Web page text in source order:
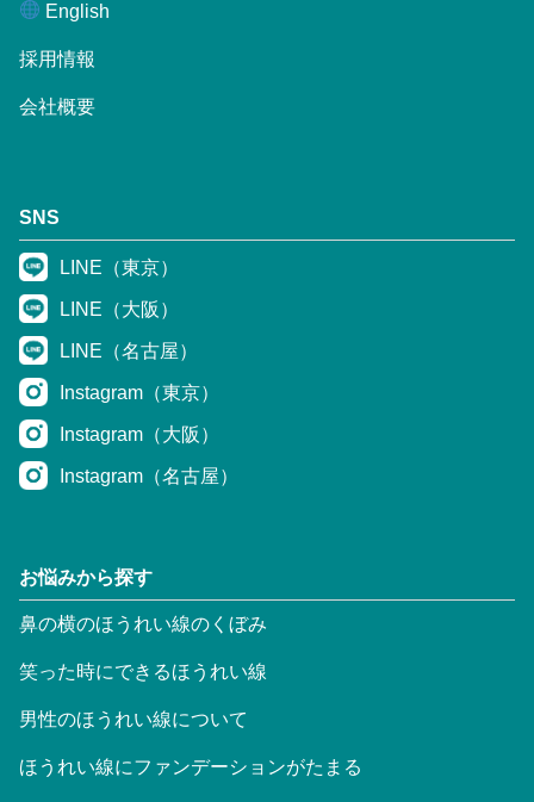
English
採用情報
会社概要
SNS
LINE（東京）
LINE（大阪）
LINE（名古屋）
Instagram（東京）
Instagram（大阪）
Instagram（名古屋）
お悩みから探す
鼻の横のほうれい線のくぼみ
笑った時にできるほうれい線
男性のほうれい線について
ほうれい線にファンデーションがたまる